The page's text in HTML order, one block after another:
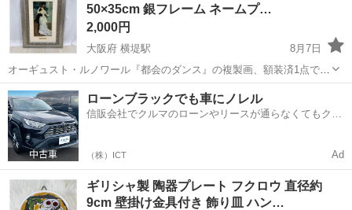
50×35cm 銀フレーム ネームプ…
2,000円
大阪府 横堤駅
8月7日
オーギュスト・ルノワール『都会のダンス』の複製画、額装済1点で
す。 【内容】 ・複製画1点（額装済み） ・外寸（額を含む）：約
50×35cm ・銀色（シルバー系）フレーム、額下部にネームプレート付
き ・裏面に「ルノ...
大阪 大阪市 横堤駅 インテリア雑貨/小物
ローンブラックでも車にノレル
信販会社でクルマのローンやリースが通らなくてもクル
（株）ICT Ad
ギリシャ製 陶器プレート フクロウ 直径約
9cm 壁掛け金具付き 飾り皿 ハン…